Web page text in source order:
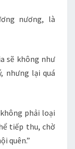
nương, là
sẽ không như
nhưng lại quá
phải loại
tiếp thu, chờ
quên.”